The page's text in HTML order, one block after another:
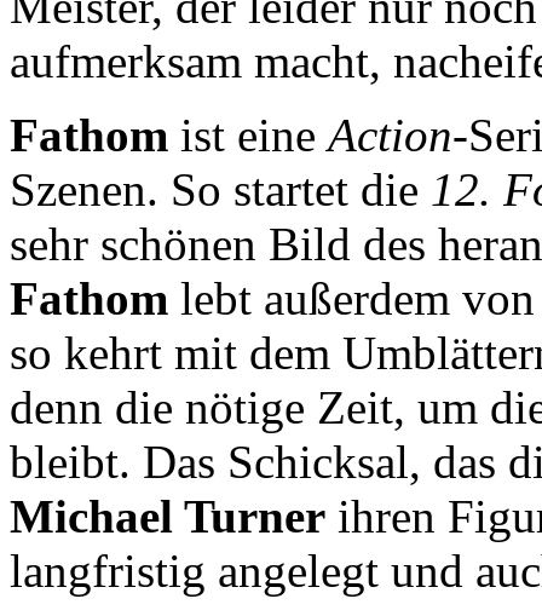
aufmerksam macht,
Fathom ist eineAction-
Szenen. So startet die 12.
sehr schönen Bild des
Fathom lebt außerdem
so kehrt mit dem
denn die nötige Zeit, um
bleibt. Das Schicksal, das
Michael Turner ihren
langfristig angelegt und